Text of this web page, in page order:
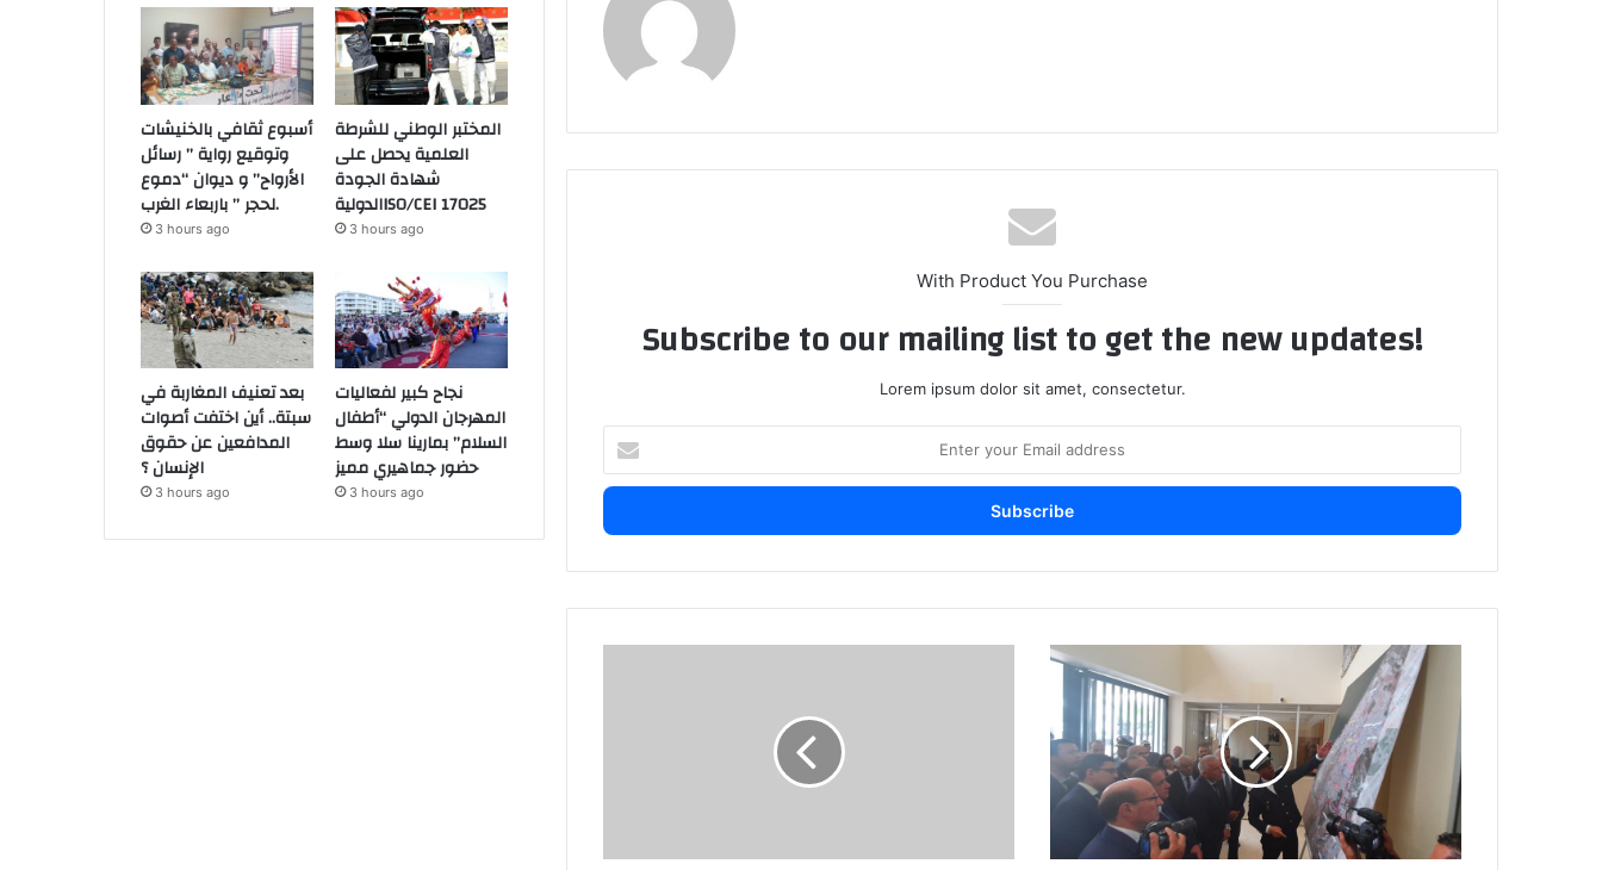
With Product You Purchase
Subscribe to our mailing list to get the new updates!
Lorem ipsum dolor sit amet, consectetur.
your
Email
في
إحداث
منطقة
امنية
جديدة
بحي
“بطانة
تابريكت”
“الفروكي”
أسبوع ثقافي بالخنيشات
وتوقيع رواية ” رسائل
الأرواح” و ديوان “دموع
لحجر ” باربعاء الغرب.
3 hours ago
المختبر الوطني للشرطة
العلمية يحصل على
شهادة الجودة
الدوليةISO/CEI 17025
3 hours ago
بعد تعنيف المغاربة في
سبتة.. أين اختفت أصوات
المدافعين عن حقوق
الإنسان ؟
3 hours ago
نجاح كبير لفعاليات
المهرجان الدولي “أطفال
السلام” بمارينا سلا وسط
حضور جماهيري مميز
3 hours ago